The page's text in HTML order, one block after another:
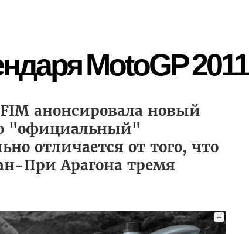
MotoGP 2011
анонсировала новый
"официальный"
отличается от того, что
При Арагона тремя
☰